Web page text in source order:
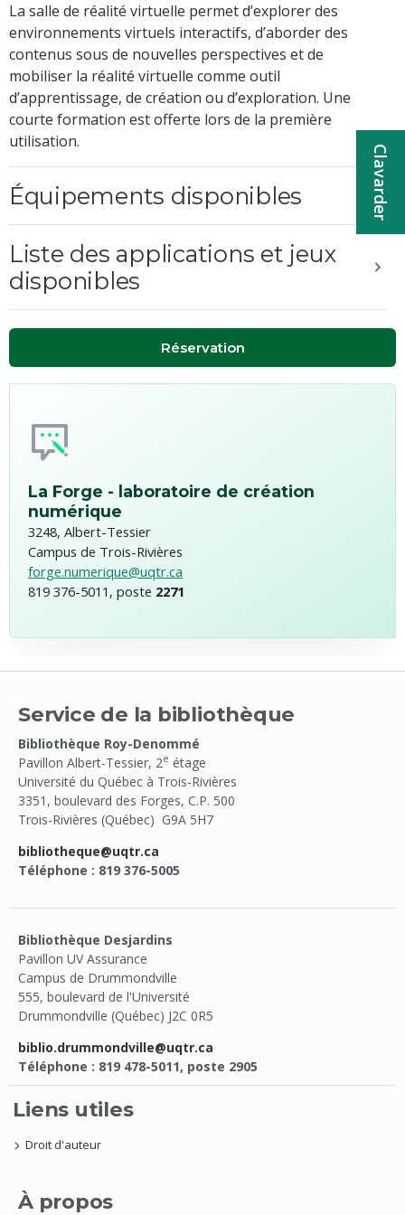
Clavarder
La salle de réalité virtuelle permet d’explorer des
environnements virtuels interactifs, d’aborder des
contenus sous de nouvelles perspectives et de
mobiliser la réalité virtuelle comme outil
d’apprentissage, de création ou d’exploration. Une
courte formation est offerte lors de la première
utilisation.
Équipements disponibles
Liste des applications et jeux
disponibles
Réservation
La Forge - laboratoire de création
numérique
3248, Albert-Tessier
Campus de Trois-Rivières
forge.numerique@uqtr.ca
819 376-5011, poste 2271
Service de la bibliothèque
Bibliothèque Roy-Denommé
Pavillon Albert-Tessier, 2e étage
Université du Québec à Trois-Rivières
3351, boulevard des Forges, C.P. 500
Trois-Rivières (Québec) G9A 5H7
bibliotheque@uqtr.ca
Téléphone : 819 376-5005
Bibliothèque Desjardins
Pavillon UV Assurance
Campus de Drummondville
555, boulevard de l'Université
Drummondville (Québec) J2C 0R5
biblio.drummondville@uqtr.ca
Téléphone : 819 478-5011, poste 2905
Liens utiles
Droit d'auteur
À propos